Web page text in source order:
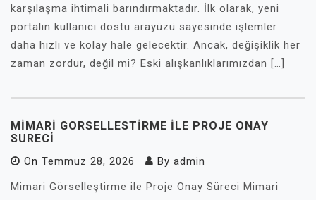
karşılaşma ihtimali barındırmaktadır. İlk olarak, yeni
portalın kullanıcı dostu arayüzü sayesinde işlemler
daha hızlı ve kolay hale gelecektir. Ancak, değişiklik her
zaman zordur, değil mi? Eski alışkanlıklarımızdan […]
MIMARI GORSELLESTIRME İLE PROJE ONAY
SURECI
On Temmuz 28, 2026 By admin
Mimari Görselleştirme ile Proje Onay Süreci Mimari